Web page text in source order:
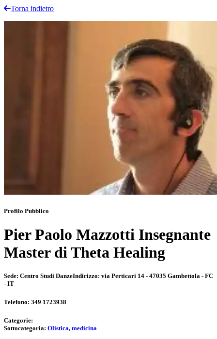
Torna indietro
Profilo Pubblico
Pier Paolo Mazzotti Insegnante
Master di Theta Healing
Sede: Centro Studi DanzeIndirizzo: via Perticari 14 - 47035 Gambettola - FC
- IT
Telefono: 349 1723938
Categorie:
Sottocategoria: Olistica, medicina